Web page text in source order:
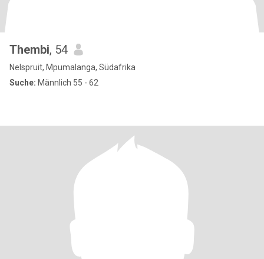
Thembi, 54
Nelspruit, Mpumalanga, Südafrika
Suche: Männlich 55 - 62